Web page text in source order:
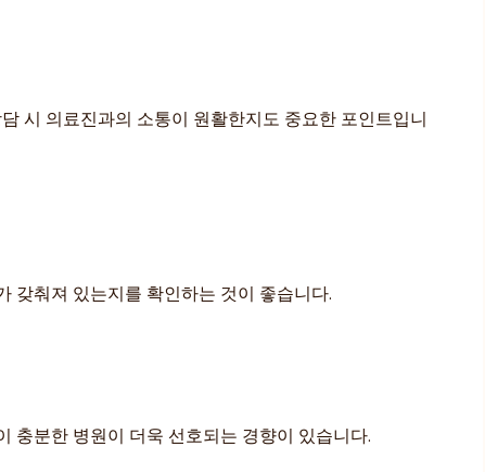
시 의료진과의 소통이 원활한지도 중요한 포인트입니
갖춰져 있는지를 확인하는 것이 좋습니다.
충분한 병원이 더욱 선호되는 경향이 있습니다.